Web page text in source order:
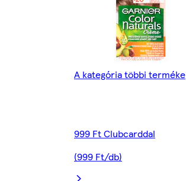
A kategória többi terméke
999 Ft Clubcarddal
(999 Ft/db)